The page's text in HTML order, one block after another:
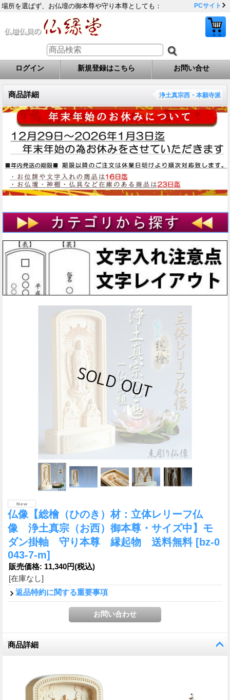
場所を選ばず、お仏壇の御本尊や守り本尊としても： PCサイト
ログイン 新規登録はこちら お問い合せ
商品詳細 浄土真宗西・本願寺派
仏像【総檜（ひのき）材：立体レリーフ仏
像 浄土真宗（お西）御本尊・サイズ中】モ
ダン掛軸 守り本尊 縁起物 送料無料 [bz-0
043-7-m]
販売価格: 11,340円(税込)
[在庫なし]
返品特約に関する重要事項
商品詳細